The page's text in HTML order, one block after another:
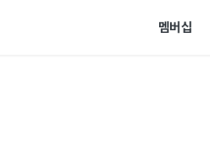
멤버십